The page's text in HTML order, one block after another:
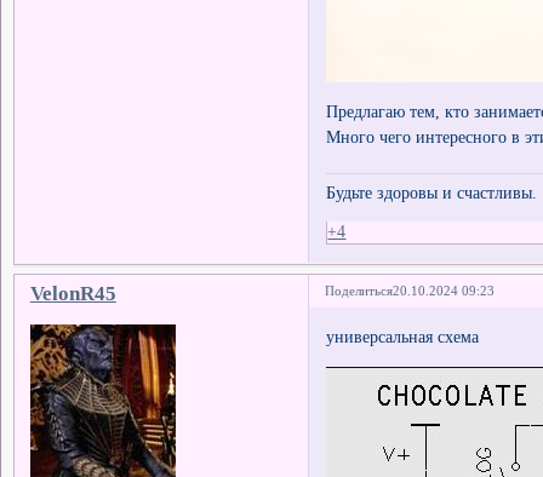
Предлагаю тем, кто
Много чего интересного в
Будьте здоровы и счастливы.
+4
Поделиться20.10.2024 09:23
VelonR45
универсальная схема